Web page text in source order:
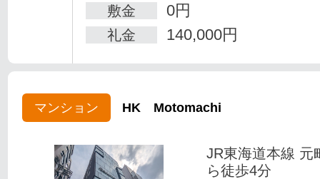
敷金 0円
礼金 140,000円
マンション HK Motomachi
JR東海道本線 元
ら徒歩4分